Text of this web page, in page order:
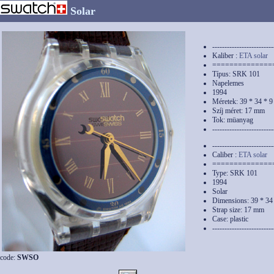
Solar
Kaliber : ETA solar
Típus: SRK 101
Napelemes
1994
Méretek: 39 * 34 * 9
Szíj méret: 17 mm
Tok: müanyag
Caliber : ETA solar
Type: SRK 101
1994
Solar
Dimensions: 39 *
Strap size: 17 mm
Case: plastic
code: SWSO